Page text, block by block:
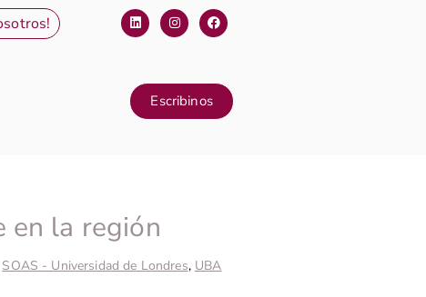
Escribinos
en la región
SOAS - Universidad de Londres, UBA